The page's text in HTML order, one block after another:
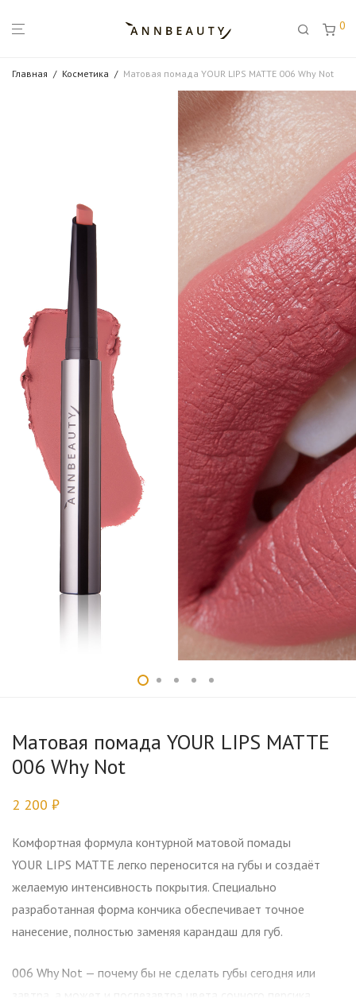
0
Главная / Косметика / Матовая помада YOUR LIPS MATTE 006 Why Not
Матовая помада YOUR LIPS MATTE
006 Why Not
2 200 ₽
Комфортная формула контурной матовой помады
YOUR LIPS MATTE легко переносится на губы и создаёт
желаемую интенсивность покрытия. Специально
разработанная форма кончика обеспечивает точное
нанесение, полностью заменяя карандаш для губ.
006 Why Not — почему бы не сделать губы сегодня или